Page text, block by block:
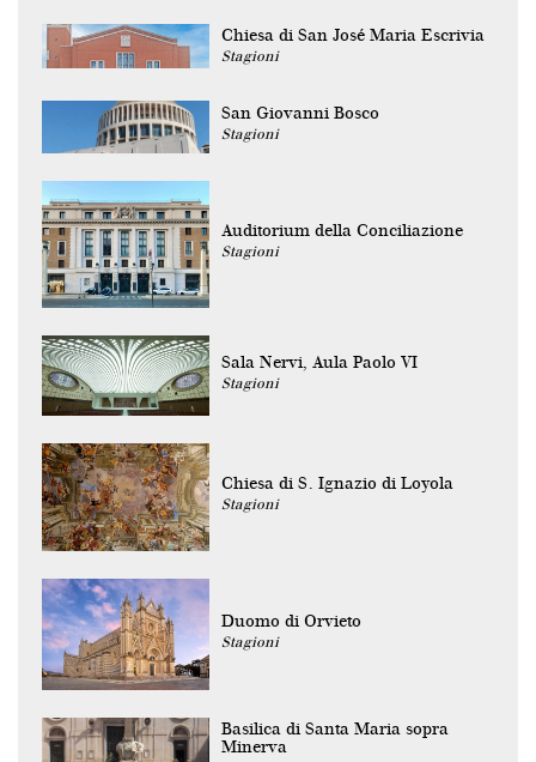
Chiesa di San José Maria Escrivia
Stagioni
San Giovanni Bosco
Stagioni
Auditorium della Conciliazione
Stagioni
Sala Nervi, Aula Paolo VI
Stagioni
Chiesa di S. Ignazio di Loyola
Stagioni
Duomo di Orvieto
Stagioni
Basilica di Santa Maria sopra
Minerva